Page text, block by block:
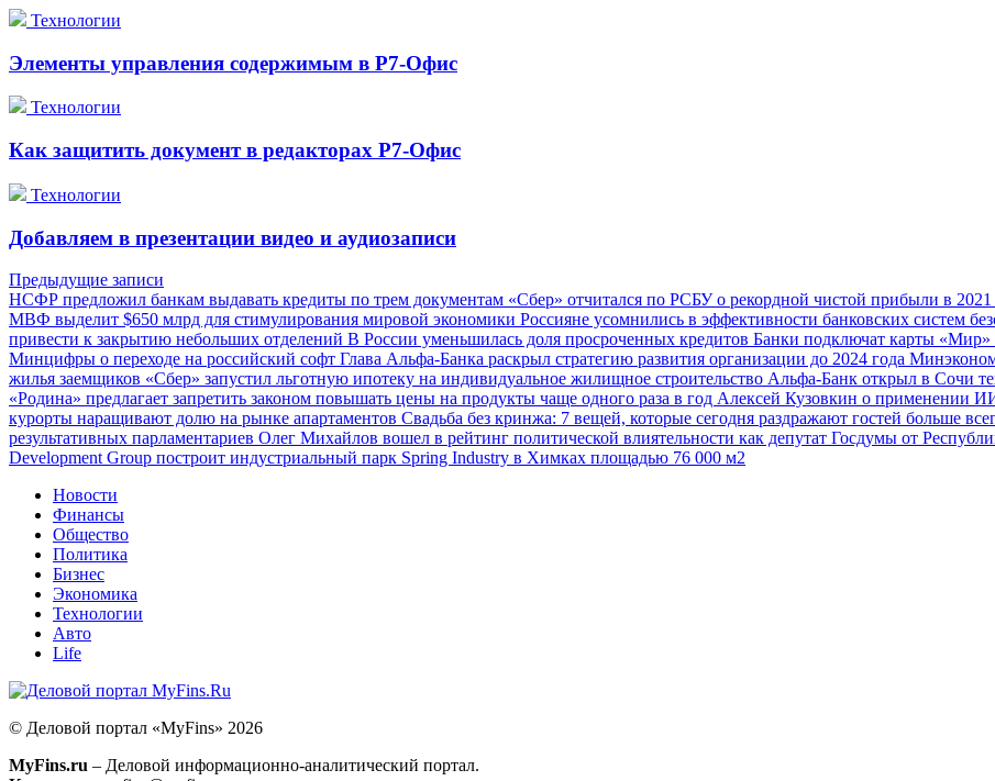
Технологии
Элементы управления содержимым в Р7-Офис
Технологии
Как защитить документ в редакторах Р7-Офис
Технологии
Добавляем в презентации видео и аудиозаписи
Навигация
по
записям
Предыдущие записи
НСФР предложил банкам выдавать кредиты по трем документам «Сбер» отчитался по РСБУ о рекордной чистой прибыли в 2021
МВФ выделит $650 млрд для стимулирования мировой экономики Россияне усомнились в эффективности банковских систем
привести к закрытию небольших отделений В России уменьшилась доля просроченных кредитов Банки подключат карты
Минцифры о переходе на российский софт Глава Альфа-Банка раскрыл стратегию развития организации до 2024 года
жилья заемщиков «Сбер» запустил льготную ипотеку на индивидуальное жилищное строительство Альфа-Банк открыл в Сочи
«Родина» предлагает запретить законом повышать цены на продукты чаще одного раза в год Алексей Кузовкин о применении
курорты наращивают долю на рынке апартаментов Свадьба без кринжа: 7 вещей, которые сегодня раздражают гостей больше
результативных парламентариев Олег Михайлов вошел в рейтинг политической влиятельности как депутат Госдумы от
Development Group построит индустриальный парк Spring Industry в Химках площадью 76 000 м2
Новости
Финансы
Общество
Политика
Бизнес
Экономика
Технологии
Авто
Life
© Деловой портал «MyFins» 2026
MyFins.ru – Деловой информационно-аналитический портал.